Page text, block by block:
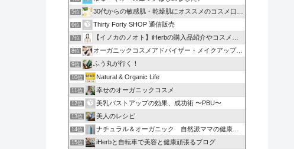
5位 30代からの敏感肌・乾燥肌にオススメのコスメ口コミ
6位 Thirty Forty SHOP 通信販売
7位 【イノカのノオト】iHerbの購入品紹介やコスメレビュー
8位 オーガニックコスメアドバイザー・メイクアップ講師のブログ
9位 ふう丸が行く！
10位 Natural & Organic Life
11位 幸せのオーガニックコスメ
12位 美乳バストアップの効果、成功術 〜PBU〜
13位 美人のレシピ
14位 ナチュラル＆オーガニック 自然派ママの健康ブログ
15位 iHerbと自転車で美容と健康頑張るブログ